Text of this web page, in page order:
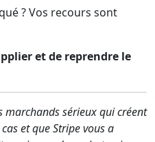
? Vos recours sont
et de reprendre le
marchands sérieux qui créent
et que Stripe vous a